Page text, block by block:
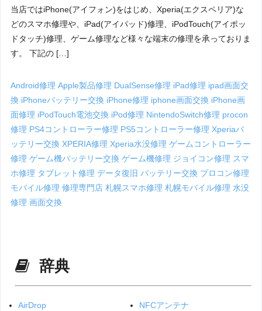
当店ではiPhone(アイフォン)をはじめ、Xperia(エクスペリア)な
どのスマホ修理や、iPad(アイパッド)修理、iPodTouch(アイポッ
ドタッチ)修理、ゲーム修理など様々な端末の修理を承っておりま
す。 下記の […]
Android修理Apple製品修理 DualSense修理 iPad修理 ipad画面交
換 iPhoneバッテリー交換 iPhone修理 iphone画面交換 iPhone画
面修理 iPodTouch電池交換 iPod修理 NintendoSwitch修理 procon
修理 PS4コントローラー修理 PS5コントローラー修理Xperiaバ
ッテリー交換XPERIA修理Xperia水没修理ゲームコントローラー
修理ゲーム機バッテリー交換ゲーム機修理 ジョイコン修理 スマ
ホ修理 タブレット修理データ復旧バッテリー交換 プロコン修理
モバイル修理修理専門店札幌スマホ修理札幌モバイル修理水没
修理画面交換
辞典
AirDrop
NFCアンテナ